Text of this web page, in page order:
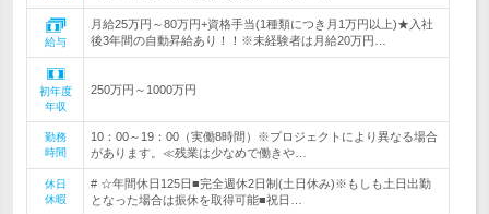
給与
月給25万円～80万円+資格手当(1種類につき月1万円以上)★入社
後3年間の自動昇給あり！！※未経験者は月給20万円…
初年度
年収
250万円～1000万円
勤務
時間
10：00～19：00（実働8時間）※プロジェクトにより異なる場合
があります。≪残業は少なめで働きや…
休日
休暇
# ☆年間休日125日■完全週休2日制(土日休み)※もしも土日出勤
となった場合は振休を取得可能■祝日…